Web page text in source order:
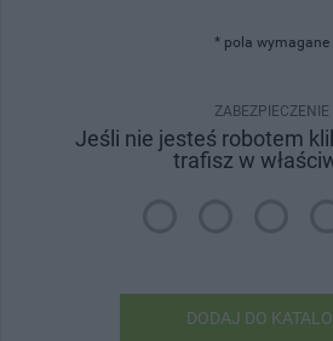
* pola wymagane
ZABEZPIECZENIE
Jeśli nie jesteś robotem
trafisz w
DODAJ DO